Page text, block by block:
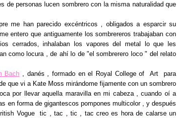
de personas lucen sombrero con la misma naturalidad que
me han parecido excéntricos , obligados a esparcir su
entero que antiguamente los sombrereros trabajaban con
cerrados, inhalaban los vapores del metal lo que les
como locura , de ahí lo de "el sombrerero loco " del relato
Bach , danés , formado en el Royal College of Art para
que vi a Kate Moss mirándome fijamente con un sombrero
por llevar aquella maravilla en mi cabeza , cuando oí a
en forma de gigantescos pompones multicolor , y después
Vogue tic , tac , tic , tac creo es hora de calarse un